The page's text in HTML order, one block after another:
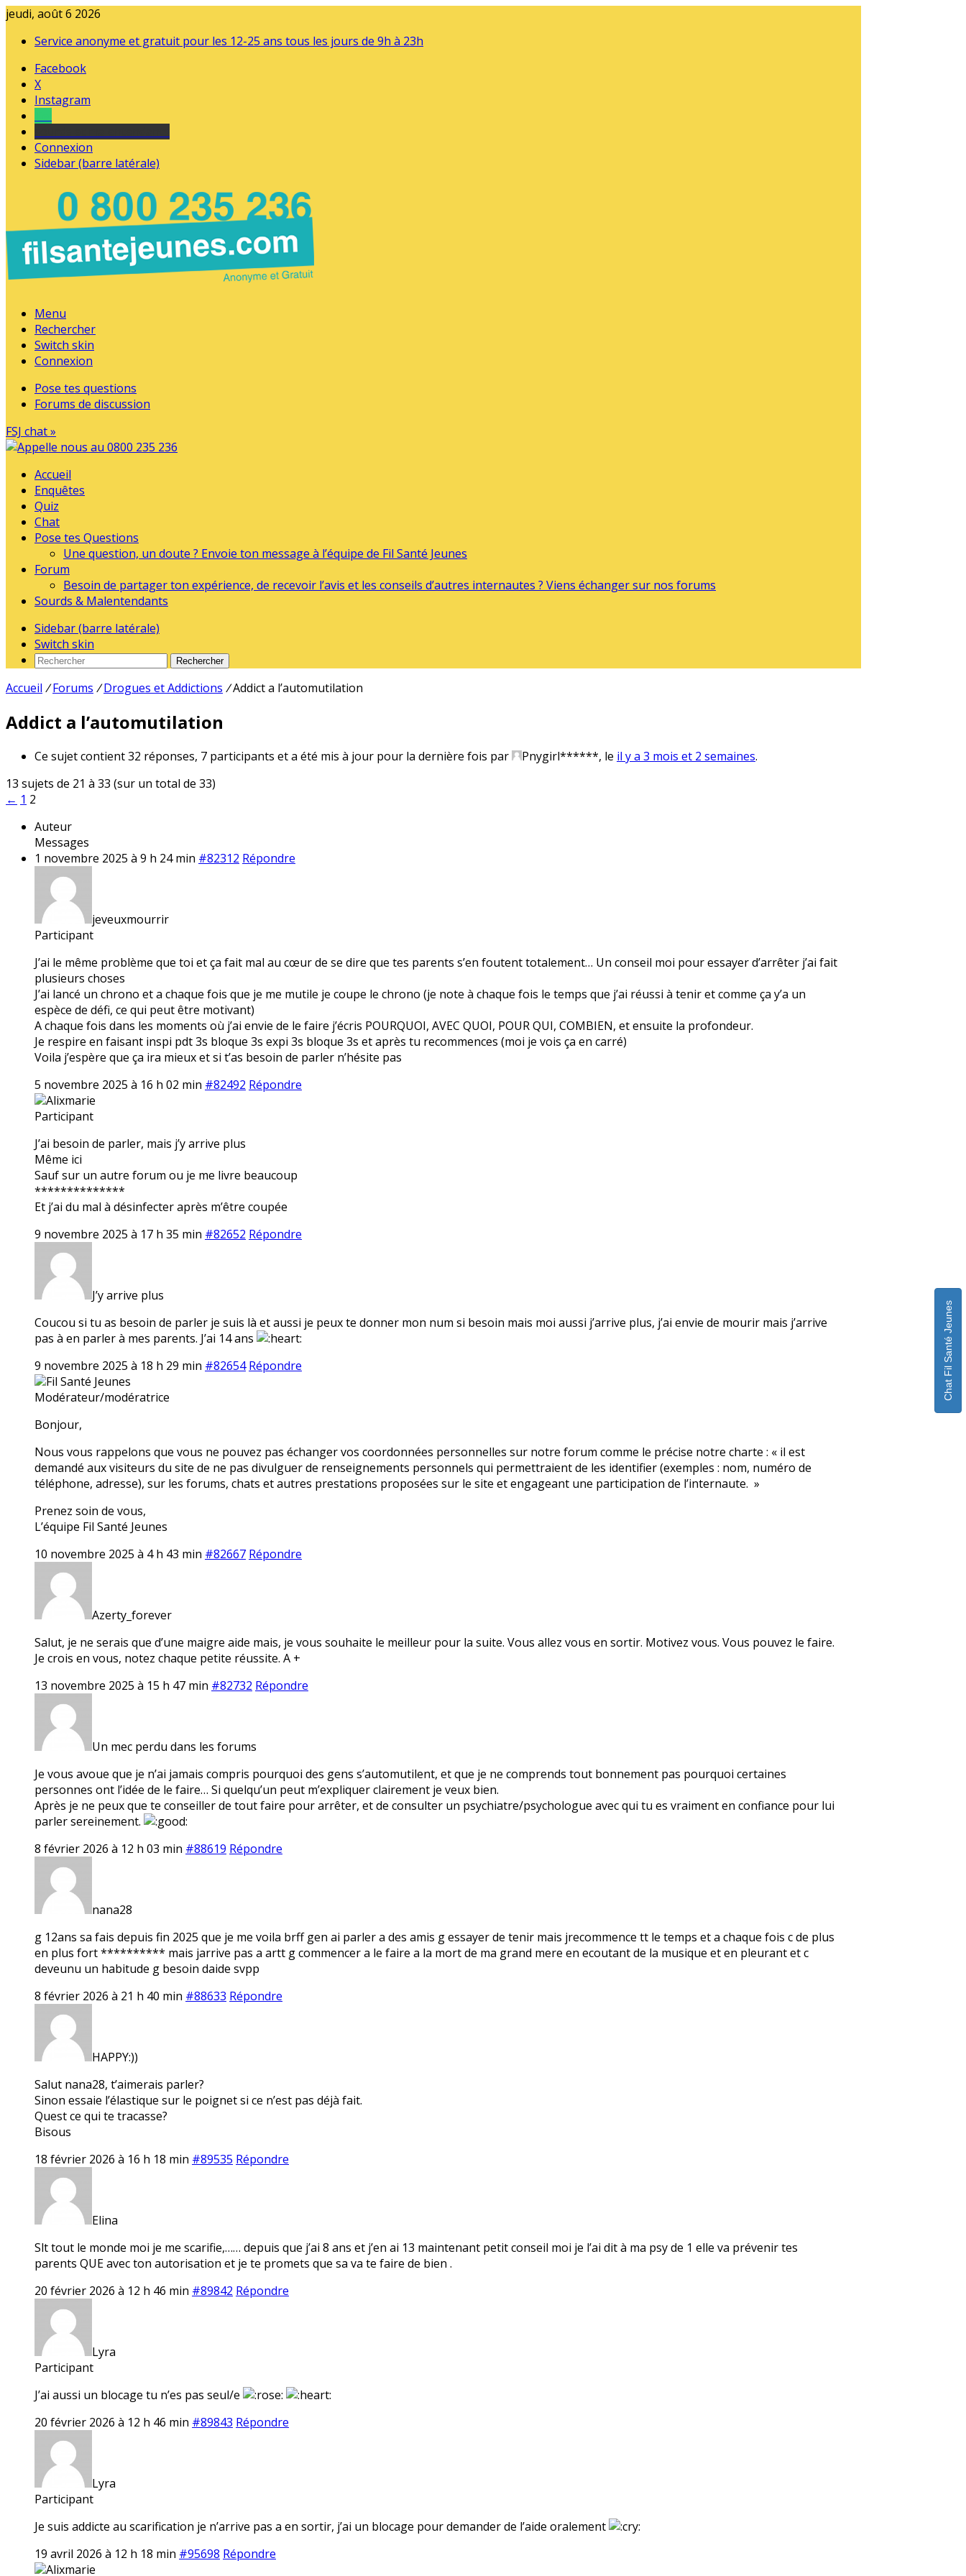
jeudi, août 6 2026
Service anonyme et gratuit pour les 12-25 ans tous les jours de 9h à 23h
Facebook
X
Instagram
Connexion
Sidebar (barre latérale)
Menu
Rechercher
Switch skin
Connexion
Pose tes questions
Forums de discussion
FSJ chat »
Accueil
Enquêtes
Quiz
Chat
Pose tes Questions
Une question, un doute ? Envoie ton message à l’équipe de Fil Santé Jeunes
Forum
Besoin de partager ton expérience, de recevoir l’avis et les conseils d’autres internautes ? Viens échanger sur nos forums
Sourds & Malentendants
Sidebar (barre latérale)
Switch skin
Rechercher
Accueil / Forums / Drogues et Addictions /Addict a l’automutilation
Addict a l’automutilation
Ce sujet contient 32 réponses, 7 participants et a été mis à jour pour la dernière fois par Pnygirl******, le il y a 3 mois et 2 semaines.
13 sujets de 21 à 33 (sur un total de 33)
← 1 2
Auteur
Messages
1 novembre 2025 à 9 h 24 min #82312 Répondre
jeveuxmourrir
Participant
J’ai le même problème que toi et ça fait mal au cœur de se dire que tes parents s’en foutent totalement… Un conseil moi pour essayer d’arrêter j’ai fait
plusieurs choses
J’ai lancé un chrono et a chaque fois que je me mutile je coupe le chrono (je note à chaque fois le temps que j’ai réussi à tenir et comme ça y’a un
espèce de défi, ce qui peut être motivant)
A chaque fois dans les moments où j’ai envie de le faire j’écris POURQUOI, AVEC QUOI, POUR QUI, COMBIEN, et ensuite la profondeur.
Je respire en faisant inspi pdt 3s bloque 3s expi 3s bloque 3s et après tu recommences (moi je vois ça en carré)
Voila j’espère que ça ira mieux et si t’as besoin de parler n’hésite pas
5 novembre 2025 à 16 h 02 min #82492 Répondre
Alixmarie
Participant
J’ai besoin de parler, mais j’y arrive plus
Même ici
Sauf sur un autre forum ou je me livre beaucoup
**************
Et j’ai du mal à désinfecter après m’être coupée
9 novembre 2025 à 17 h 35 min #82652 Répondre
J’y arrive plus
Coucou si tu as besoin de parler je suis là et aussi je peux te donner mon num si besoin mais moi aussi j’arrive plus, j’ai envie de mourir mais j’arrive
pas à en parler à mes parents. J’ai 14 ans
9 novembre 2025 à 18 h 29 min #82654 Répondre
Fil Santé Jeunes
Modérateur/modératrice
Bonjour,
Nous vous rappelons que vous ne pouvez pas échanger vos coordonnées personnelles sur notre forum comme le précise notre charte : « il est
demandé aux visiteurs du site de ne pas divulguer de renseignements personnels qui permettraient de les identifier (exemples : nom, numéro de
téléphone, adresse), sur les forums, chats et autres prestations proposées sur le site et engageant une participation de l’internaute. »
Prenez soin de vous,
L’équipe Fil Santé Jeunes
10 novembre 2025 à 4 h 43 min #82667 Répondre
Azerty_forever
Salut, je ne serais que d’une maigre aide mais, je vous souhaite le meilleur pour la suite. Vous allez vous en sortir. Motivez vous. Vous pouvez le faire.
Je crois en vous, notez chaque petite réussite. A +
13 novembre 2025 à 15 h 47 min #82732 Répondre
Un mec perdu dans les forums
Je vous avoue que je n’ai jamais compris pourquoi des gens s’automutilent, et que je ne comprends tout bonnement pas pourquoi certaines
personnes ont l’idée de le faire… Si quelqu’un peut m’expliquer clairement je veux bien.
Après je ne peux que te conseiller de tout faire pour arrêter, et de consulter un psychiatre/psychologue avec qui tu es vraiment en confiance pour lui
parler sereinement.
8 février 2026 à 12 h 03 min #88619 Répondre
nana28
g 12ans sa fais depuis fin 2025 que je me voila brff gen ai parler a des amis g essayer de tenir mais jrecommence tt le temps et a chaque fois c de plus
en plus fort ********** mais jarrive pas a artt g commencer a le faire a la mort de ma grand mere en ecoutant de la musique et en pleurant et c
deveunu un habitude g besoin daide svpp
8 février 2026 à 21 h 40 min #88633 Répondre
HAPPY:))
Salut nana28, t’aimerais parler?
Sinon essaie l’élastique sur le poignet si ce n’est pas déjà fait.
Quest ce qui te tracasse?
Bisous
18 février 2026 à 16 h 18 min #89535 Répondre
Elina
Slt tout le monde moi je me scarifie,…… depuis que j’ai 8 ans et j’en ai 13 maintenant petit conseil moi je l’ai dit à ma psy de 1 elle va prévenir tes
parents QUE avec ton autorisation et je te promets que sa va te faire de bien .
20 février 2026 à 12 h 46 min #89842 Répondre
Lyra
Participant
J’ai aussi un blocage tu n’es pas seul/e
20 février 2026 à 12 h 46 min #89843 Répondre
Lyra
Participant
Je suis addicte au scarification je n’arrive pas a en sortir, j’ai un blocage pour demander de l’aide oralement
19 avril 2026 à 12 h 18 min #95698 Répondre
Alixmarie
Chat Fil Santé Jeunes